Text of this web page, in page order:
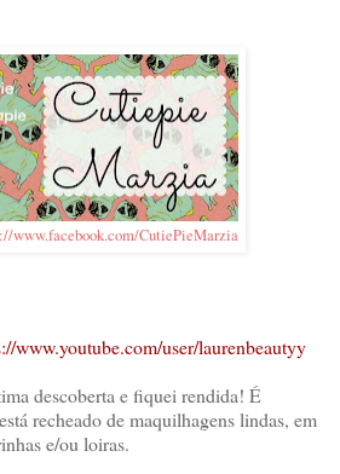
www.facebook.com/CutiePieMarzia
www.youtube.com/user/laurenbeautyy
descoberta e fiquei rendida! É
recheado de maquilhagens lindas, em
e/ou loiras.